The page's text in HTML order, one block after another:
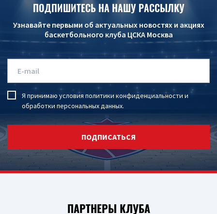
ПОДПИШИТЕСЬ НА НАШУ РАССЫЛКУ
Узнавайте первыми об актуальных новостях и акциях
баскетбольного клуба ЦСКА Москва
Я принимаю условия политики конфиденциальности и
обработки персональных данных.
ПОДПИСАТЬСЯ
ПАРТНЕРЫ КЛУБА